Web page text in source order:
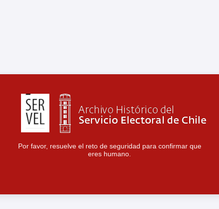
Por favor, resuelve el reto de seguridad para confirmar que
eres humano.